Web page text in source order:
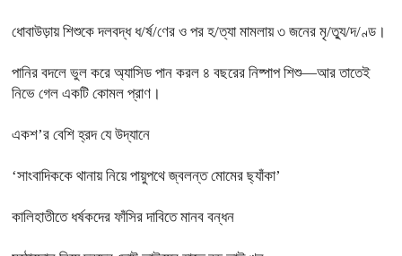
ধোবাউড়ায় শিশুকে দলবদ্ধ ধ/র্ষ/ণের ও পর হ/ত্যা মামলায় ৩ জনের মৃ/ত্যু/দ/ণ্ড।
পানির বদলে ভুল করে অ্যাসিড পান করল ৪ বছরের নিষ্পাপ শিশু—আর তাতেই
নিভে গেল একটি কোমল প্রাণ।
একশ’র বেশি হ্রদ যে উদ্যানে
‘সাংবাদিককে থানায় নিয়ে পায়ুপথে জ্বলন্ত মোমের ছ্যাঁকা’
কালিহাতীতে ধর্ষকদের ফাঁসির দাবিতে মানব বন্ধন